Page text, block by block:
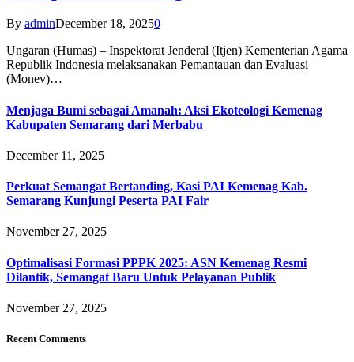
By adminDecember 18, 20250
Ungaran (Humas) – Inspektorat Jenderal (Itjen) Kementerian Agama
Republik Indonesia melaksanakan Pemantauan dan Evaluasi
(Monev)…
Menjaga Bumi sebagai Amanah: Aksi Ekoteologi Kemenag
Kabupaten Semarang dari Merbabu
December 11, 2025
Perkuat Semangat Bertanding, Kasi PAI Kemenag Kab.
Semarang Kunjungi Peserta PAI Fair
November 27, 2025
Optimalisasi Formasi PPPK 2025: ASN Kemenag Resmi
Dilantik, Semangat Baru Untuk Pelayanan Publik
November 27, 2025
Recent Comments